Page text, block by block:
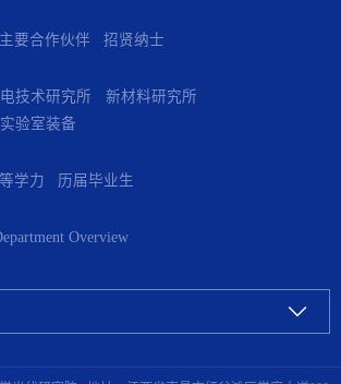
主要合作伙伴 招贤纳士
技术研究所
新材料研究所
实验室装备
学力 历届毕业生
Overview